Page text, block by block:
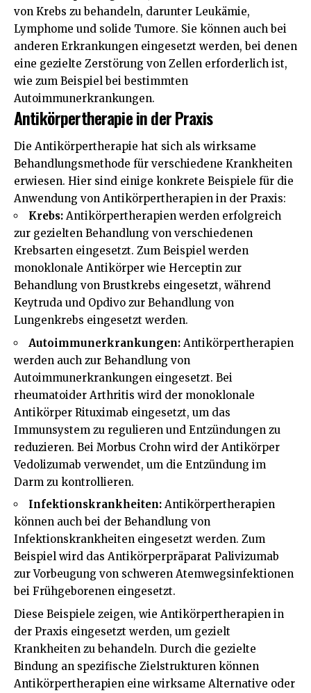
von Krebs zu behandeln, darunter Leukämie,
Lymphome und solide Tumore. Sie können auch bei
anderen Erkrankungen eingesetzt werden, bei denen
eine gezielte Zerstörung von Zellen erforderlich ist,
wie zum Beispiel bei bestimmten
Autoimmunerkrankungen.
Antikörpertherapie in der Praxis
Die Antikörpertherapie hat sich als wirksame
Behandlungsmethode für verschiedene Krankheiten
erwiesen. Hier sind einige konkrete Beispiele für die
Anwendung von Antikörpertherapien in der Praxis:
Krebs: Antikörpertherapien werden erfolgreich
zur gezielten Behandlung von verschiedenen
Krebsarten eingesetzt. Zum Beispiel werden
monoklonale Antikörper wie Herceptin zur
Behandlung von Brustkrebs eingesetzt, während
Keytruda und Opdivo zur Behandlung von
Lungenkrebs eingesetzt werden.
Autoimmunerkrankungen: Antikörpertherapien
werden auch zur Behandlung von
Autoimmunerkrankungen eingesetzt. Bei
rheumatoider Arthritis wird der monoklonale
Antikörper Rituximab eingesetzt, um das
Immunsystem zu regulieren und Entzündungen zu
reduzieren. Bei Morbus Crohn wird der Antikörper
Vedolizumab verwendet, um die Entzündung im
Darm zu kontrollieren.
Infektionskrankheiten: Antikörpertherapien
können auch bei der Behandlung von
Infektionskrankheiten eingesetzt werden. Zum
Beispiel wird das Antikörperpräparat Palivizumab
zur Vorbeugung von schweren Atemwegsinfektionen
bei Frühgeborenen eingesetzt.
Diese Beispiele zeigen, wie Antikörpertherapien in
der Praxis eingesetzt werden, um gezielt
Krankheiten zu behandeln. Durch die gezielte
Bindung an spezifische Zielstrukturen können
Antikörpertherapien eine wirksame Alternative oder